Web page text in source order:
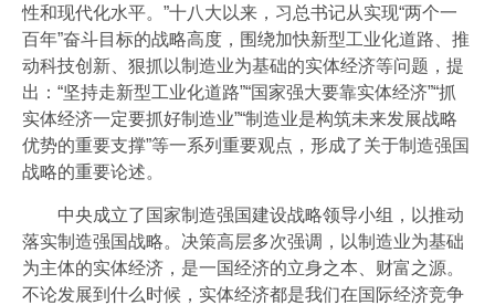
协会月刊
开云官方注册地址-开云(中国)
加入我们
性和现代化水平。”十八大以来，习总书记从实现“两个一
百年”奋斗目标的战略高度，围绕加快新型工业化道路、推
动科技创新、狠抓以制造业为基础的实体经济等问题，提
出：“坚持走新型工业化道路”“国家强大要靠实体经济”“抓
实体经济一定要抓好制造业”“制造业是构筑未来发展战略
优势的重要支撑”等一系列重要观点，形成了关于制造强国
战略的重要论述。
中央成立了国家制造强国建设战略领导小组，以推动
落实制造强国战略。决策高层多次强调，以制造业为基础
为主体的实体经济，是一国经济的立身之本、财富之源。
不论发展到什么时候，实体经济都是我们在国际经济竞争